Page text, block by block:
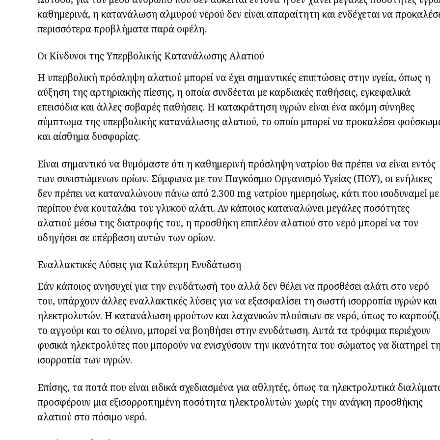
καθημερινά, η κατανάλωση αλμυρού νερού δεν είναι απαραίτητη και ενδέχεται να
περισσότερα προβλήματα παρά οφέλη.
Οι Κίνδυνοι της Υπερβολικής Κατανάλωσης Αλατιού
Η υπερβολική πρόσληψη αλατιού μπορεί να έχει σημαντικές επιπτώσεις στην υγεία, όπως η
αύξηση της αρτηριακής πίεσης, η οποία συνδέεται με καρδιακές παθήσεις, εγκεφαλικά
επεισόδια και άλλες σοβαρές παθήσεις. Η κατακράτηση υγρών είναι ένα ακόμη σύνηθες
σύμπτωμα της υπερβολικής κατανάλωσης αλατιού, το οποίο μπορεί να προκαλέσει
και αίσθημα δυσφορίας.
Είναι σημαντικό να θυμόμαστε ότι η καθημερινή πρόσληψη νατρίου θα πρέπει να είναι εντός
των συνιστώμενων ορίων. Σύμφωνα με τον Παγκόσμιο Οργανισμό Υγείας (ΠΟΥ), οι ενήλικες
δεν πρέπει να καταναλώνουν πάνω από 2.300 mg νατρίου ημερησίως, κάτι που ισοδυναμεί με
περίπου ένα κουταλάκι του γλυκού αλάτι. Αν κάποιος καταναλώνει μεγάλες ποσότητες
αλατιού μέσω της διατροφής του, η προσθήκη επιπλέον αλατιού στο νερό μπορεί να τον
οδηγήσει σε υπέρβαση αυτών των ορίων.
Εναλλακτικές Λύσεις για Καλύτερη Ενυδάτωση
Εάν κάποιος ανησυχεί για την ενυδάτωσή του αλλά δεν θέλει να προσθέσει αλάτι στο νερό
του, υπάρχουν άλλες εναλλακτικές λύσεις για να εξασφαλίσει τη σωστή ισορροπία υγρών και
ηλεκτρολυτών. Η κατανάλωση φρούτων και λαχανικών πλούσιων σε νερό, όπως το
το αγγούρι και το σέλινο, μπορεί να βοηθήσει στην ενυδάτωση. Αυτά τα τρόφιμα περιέχουν
φυσικά ηλεκτρολύτες που μπορούν να ενισχύσουν την ικανότητα του σώματος να διατηρεί
ισορροπία των υγρών.
Επίσης, τα ποτά που είναι ειδικά σχεδιασμένα για αθλητές, όπως τα ηλεκτρολυτικά
προσφέρουν μια εξισορροπημένη ποσότητα ηλεκτρολυτών χωρίς την ανάγκη προσθήκης
αλατιού στο πόσιμο νερό.